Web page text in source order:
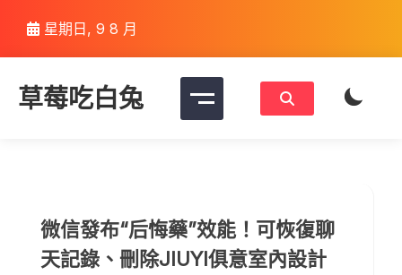
content
星期日, 9 8 月
草莓吃白兔
微信發布“后悔藥”效能！可恢復聊
天記錄、刪除JIUYI俱意室內設計